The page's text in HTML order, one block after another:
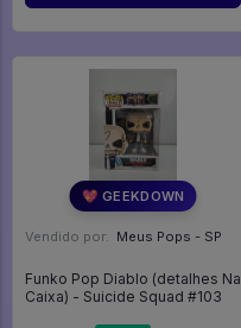
💖 GEEKDOWN
Vendido por: Meus Pops - SP
Funko Pop Diablo (detalhes Na
Caixa) - Suicide Squad #103